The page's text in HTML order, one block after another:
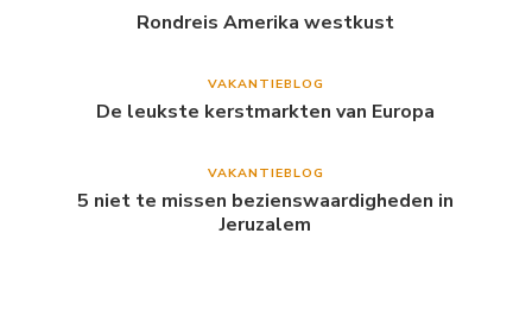
Rondreis Amerika westkust
VAKANTIEBLOG
De leukste kerstmarkten van Europa
VAKANTIEBLOG
5 niet te missen bezienswaardigheden in
Jeruzalem